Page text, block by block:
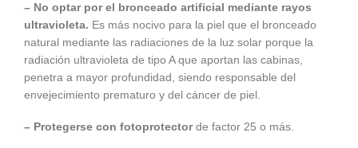
– No optar por el bronceado artificial mediante rayos
ultravioleta. Es más nocivo para la piel que el bronceado
natural mediante las radiaciones de la luz solar porque la
radiación ultravioleta de tipo A que aportan las cabinas,
penetra a mayor profundidad, siendo responsable del
envejecimiento prematuro y del cáncer de piel.
– Protegerse con fotoprotectorde factor 25 o más.